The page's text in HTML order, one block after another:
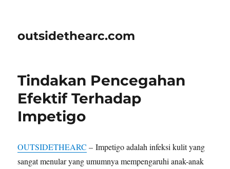
outsidethearc.com
Tindakan Pencegahan
Efektif Terhadap
Impetigo
OUTSIDETHEARC – Impetigo adalah infeksi kulit yang
sangat menular yang umumnya mempengaruhi anak-anak